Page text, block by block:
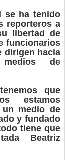
se ha tenido
reporteros a
libertad de
funcionarios
dirigen hacia
de
que
estamos
medio de
y fundado
tiene que
Beatriz